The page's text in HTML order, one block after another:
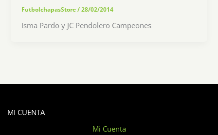
FutbolchapasStore/28/02/2014
Isma Pardo y JC Pendolero Campeones
MI CUENTA
Mi Cuenta